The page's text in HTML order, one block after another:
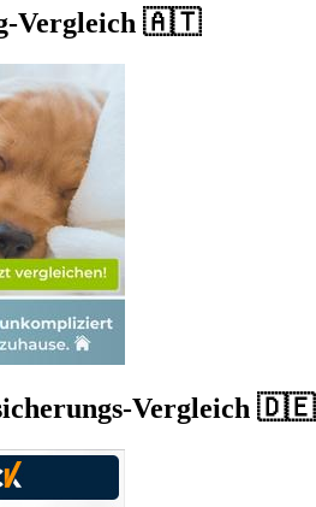
Vergleich 🇦🇹
Vergleich 🇩🇪